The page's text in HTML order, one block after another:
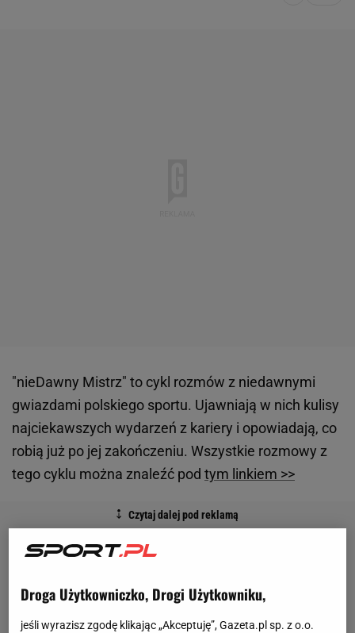
"nieDawny Mistrz" to cykl rozmów z niedawnymi
gwiazdami polskiego sportu. Ujawniają w nich kulisy
najciekawszych wydarzeń z kariery i opowiadają, co
robią już po jej zakończeniu. Wszystkie rozmowy z
tego cyklu można znaleźć pod tym linkiem >>
Droga Użytkowniczko, Drogi Użytkowniku,
jeśli wyrazisz zgodę klikając „Akceptuję”, Gazeta.pl sp. z o.o.